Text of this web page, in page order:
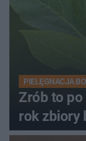
PIELĘGNACJA
Zrób to po
rok zbiory